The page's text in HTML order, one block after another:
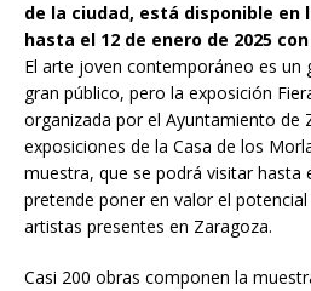
de la ciudad, está disponible en
hasta el 12 de enero de 2025
El arte joven contemporáneo es un
gran público, pero la exposición
organizada por el Ayuntamiento de
exposiciones de la Casa de los
muestra, que se podrá visitar hasta
pretende poner en valor el
artistas presentes en Zaragoza.
Casi 200 obras componen la